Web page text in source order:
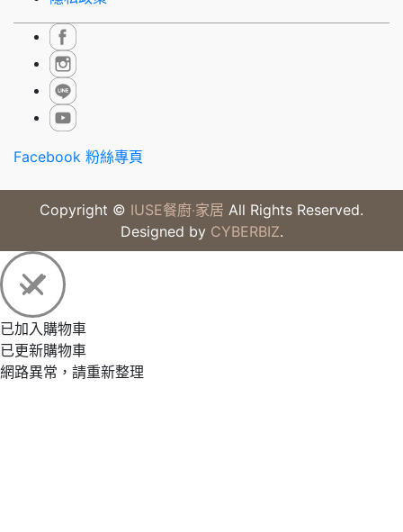
Facebook 粉絲專頁
Copyright © IUSE餐廚‧家居 All Rights Reserved.
Designed by CYBERBIZ.
已加入購物車
已更新購物車
網路異常，請重新整理